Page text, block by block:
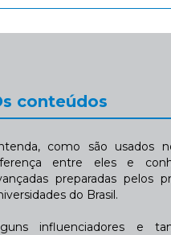
conteúdos
como são usados
entre eles e
preparadas pelos
do Brasil.
influenciadores e